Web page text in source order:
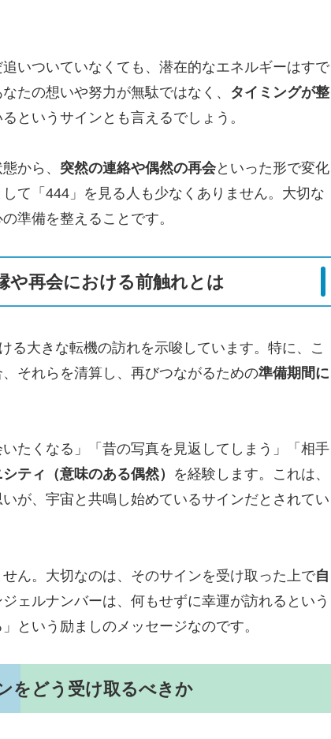
いついていなくても、潜在的なエネルギーはすで
たの想いや努力が無駄ではなく、 タイミングが整
というサインとも言えるでしょう。
から、 突然の連絡や偶然の再会といった形で変化
て「444」を見る人も少なくありません。大切な
準備を整えることです。
や再会における前触れとは
る大きな転機の訪れを示唆しています。特に、こ
それらを清算し、再びつながるための準備期間に
たくなる」「昔の写真を見返してしまう」「相手
ティ（意味のある偶然） を経験します。これは、
が、宇宙と共鳴し始めているサインだとされてい
ん。大切なのは、そのサインを受け取った上で自
ェルナンバーは、何もせずに幸運が訪れるという
という励ましのメッセージなのです。
をどう受け取るべきか